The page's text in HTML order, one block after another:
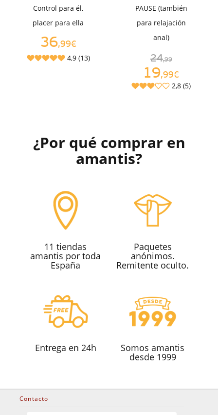
Control para él,
placer para ella
36,99€
4,9 (13)
PAUSE (también
para relajación
anal)
24,99
19,99€
2,8 (5)
¿Por qué comprar en
amantis?
11 tiendas
amantis por toda
España
Paquetes
anónimos.
Remitente oculto.
Entrega en 24h Somos amantis
desde 1999
Contacto